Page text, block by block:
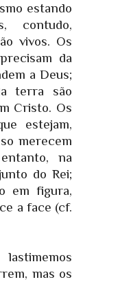
estando
contudo,
vivos. Os
da
a Deus;
terra são
Cristo. Os
estejam,
merecem
na
do Rei;
em figura,
a face (cf.
mas os